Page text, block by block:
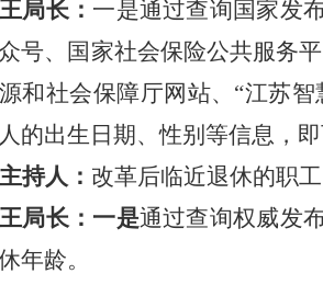
王局长： 一是通过查询国家发
号、国家社会保险公共服务
和社会保障厅网站、 “江苏智
的出生日期、性别等信息，
主持人： 改革后临近退休的职
王局长： 一是通过查询权威发
年龄。